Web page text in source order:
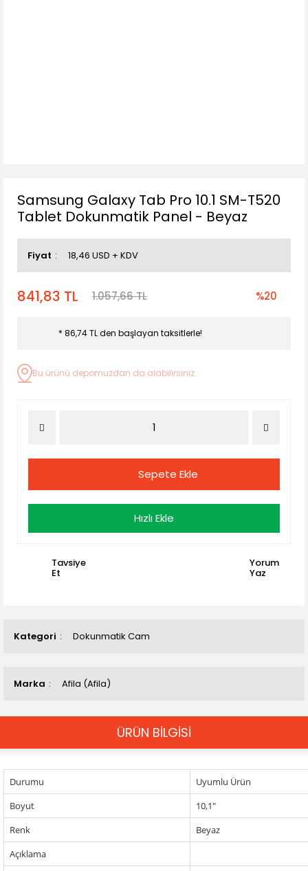
Kategori Dokunmatik Cam
Marka Afila (Afila)
Samsung Galaxy Tab Pro 10.1 SM-T520
Tablet Dokunmatik Panel - Beyaz
Fiyat 18,46 USD + KDV
841,83 TL 1.057,66 TL %20
* 86,74 TL den başlayan taksitlerle!
Bu ürünü depomuzdan da alabilirsiniz.
Sepete Ekle
Hızlı Ekle
Tavsiye
Et
Yorum
Yaz
ÜRÜN BİLGİSİ
Durumu
Uyumlu Ürün
Boyut
10,1"
Renk
Beyaz
Açıklama